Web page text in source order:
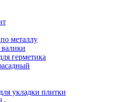
металлу
герметика
укладки плитки